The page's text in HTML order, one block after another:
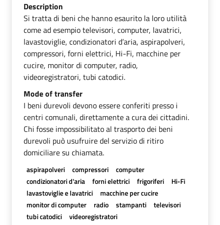
Description
Si tratta di beni che hanno esaurito la loro utilità
come ad esempio televisori, computer, lavatrici,
lavastoviglie, condizionatori d’aria, aspirapolveri,
compressori, forni elettrici, Hi-Fi, macchine per
cucire, monitor di computer, radio,
videoregistratori, tubi catodici.
Mode of transfer
I beni durevoli devono essere conferiti presso i
centri comunali, direttamente a cura dei cittadini.
Chi fosse impossibilitato al trasporto dei beni
durevoli può usufruire del servizio di ritiro
domiciliare su chiamata.
aspirapolveri compressori
computer
condizionatori d'aria
forni elettrici frigoriferi
Hi-Fi
lavastoviglie e lavatrici
macchine per cucire
monitor di computer
radio stampanti
televisori
tubi catodici
videoregistratori